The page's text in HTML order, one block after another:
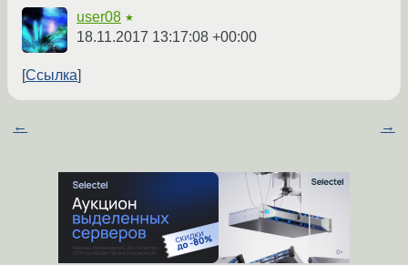
user08 ★
18.11.2017 13:17:08 +00:00
Ссылка
← →